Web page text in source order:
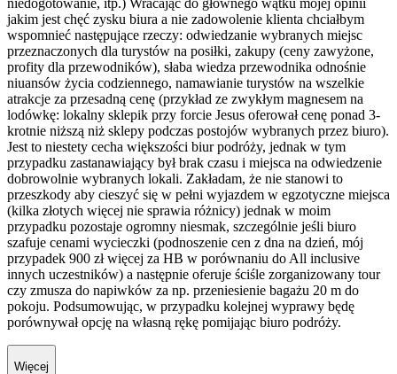
niedogotowanie, itp.) Wracając do głównego wątku mojej opinii
jakim jest chęć zysku biura a nie zadowolenie klienta chciałbym
wspomnieć następujące rzeczy: odwiedzanie wybranych miejsc
przeznaczonych dla turystów na posiłki, zakupy (ceny zawyżone,
profity dla przewodników), słaba wiedza przewodnika odnośnie
niuansów życia codziennego, namawianie turystów na wszelkie
atrakcje za przesadną cenę (przykład ze zwykłym magnesem na
lodówkę: lokalny sklepik przy forcie Jesus oferował cenę ponad 3-
krotnie niższą niż sklepy podczas postojów wybranych przez biuro).
Jest to niestety cecha większości biur podróży, jednak w tym
przypadku zastanawiający był brak czasu i miejsca na odwiedzenie
dobrowolnie wybranych lokali. Zakładam, że nie stanowi to
przeszkody aby cieszyć się w pełni wyjazdem w egzotyczne miejsca
(kilka złotych więcej nie sprawia różnicy) jednak w moim
przypadku pozostaje ogromny niesmak, szczególnie jeśli biuro
szafuje cenami wycieczki (podnoszenie cen z dna na dzień, mój
przypadek 900 zł więcej za HB w porównaniu do All inclusive
innych uczestników) a następnie oferuje ściśle zorganizowany tour
czy zmusza do napiwków za np. przeniesienie bagażu 20 m do
pokoju. Podsumowując, w przypadku kolejnej wyprawy będę
porównywał opcję na własną rękę pomijając biuro podróży.
Więcej